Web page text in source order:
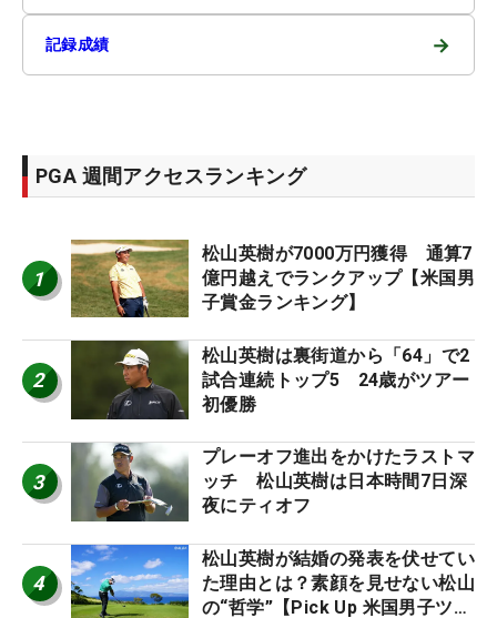
記録成績 →
PGA 週間アクセスランキング
1
松山英樹が7000万円獲得 通算7
億円越えでランクアップ【米国男
子賞金ランキング】
2
松山英樹は裏街道から「64」で2
試合連続トップ5 24歳がツアー
初優勝
3
プレーオフ進出をかけたラストマ
ッチ 松山英樹は日本時間7日深
夜にティオフ
4
松山英樹が結婚の発表を伏せてい
た理由とは？素顔を見せない松山
の“哲学”【Pick Up 米国男子ツア